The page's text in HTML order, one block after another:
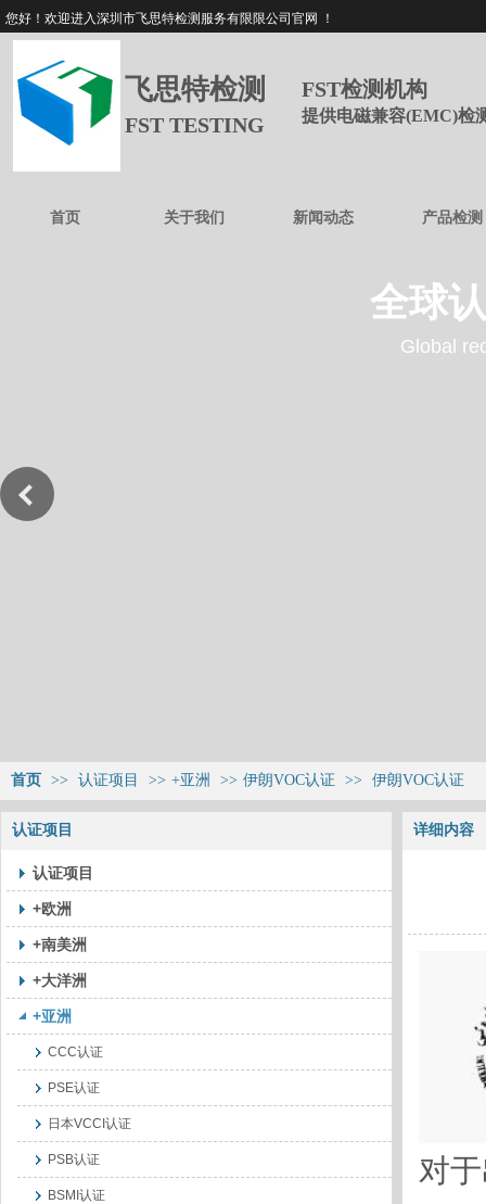
您好！欢迎进入深圳市飞思特检测服务有限限公司官网 ！
飞思特检测
FST TESTING
FST检测机构
提供电磁兼容(EMC)检
首页 关于我们 新闻动态 产品检测
全球
Global
首页 >> 认证项目 >> +亚洲 >> 伊朗VOC认证 >> 伊朗VOC认证
认证项目
认证项目
+欧洲
+南美洲
+大洋洲
+亚洲
CCC认证
PSE认证
日本VCCI认证
PSB认证
BSMI认证
详细内容
对